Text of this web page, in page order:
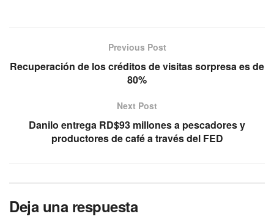
Previous Post
Recuperación de los créditos de visitas sorpresa es de
80%
Next Post
Danilo entrega RD$93 millones a pescadores y
productores de café a través del FED
Deja una respuesta